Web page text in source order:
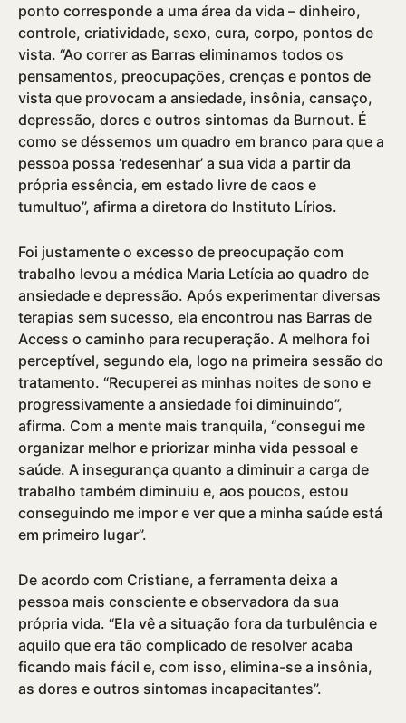
ponto corresponde a uma área da vida – dinheiro,
controle, criatividade, sexo, cura, corpo, pontos de
vista. “Ao correr as Barras eliminamos todos os
pensamentos, preocupações, crenças e pontos de
vista que provocam a ansiedade, insônia, cansaço,
depressão, dores e outros sintomas da Burnout. É
como se déssemos um quadro em branco para que a
pessoa possa ‘redesenhar’ a sua vida a partir da
própria essência, em estado livre de caos e
tumultuo”, afirma a diretora do Instituto Lí­rios.
Foi justamente o excesso de preocupação com
trabalho levou a médica Maria Letí­cia ao quadro de
ansiedade e depressão. Após experimentar diversas
terapias sem sucesso, ela encontrou nas Barras de
Access o caminho para recuperação. A melhora foi
perceptí­vel, segundo ela, logo na primeira sessão do
tratamento. “Recuperei as minhas noites de sono e
progressivamente a ansiedade foi diminuindo”,
afirma. Com a mente mais tranquila, “consegui me
organizar melhor e priorizar minha vida pessoal e
saúde. A insegurança quanto a diminuir a carga de
trabalho também diminuiu e, aos poucos, estou
conseguindo me impor e ver que a minha saúde está
em primeiro lugar”.
De acordo com Cristiane, a ferramenta deixa a
pessoa mais consciente e observadora da sua
própria vida. “Ela vê a situação fora da turbulência e
aquilo que era tão complicado de resolver acaba
ficando mais fácil e, com isso, elimina-se a insônia,
as dores e outros sintomas incapacitantes”.